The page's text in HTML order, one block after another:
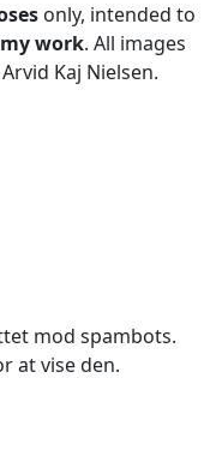
only, intended to
my work. All images
Kaj Nielsen.
mod spambots.
at vise den.